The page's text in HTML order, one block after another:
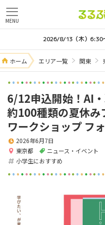
MENU
2026/8/13（木）6:30
ホーム エリア一覧 関東
6/12申込開始！AI
約100種類の夏休み
ワークショップ フ
東京都 ニュース・イベント
2026年6月7日
小学生におすすめ